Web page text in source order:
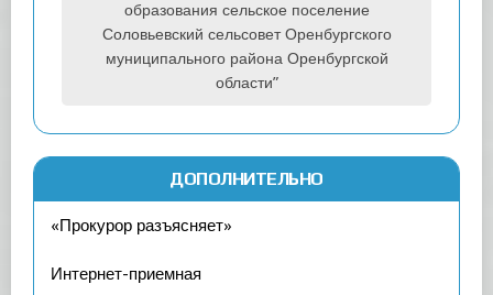
образования сельское поселение
Соловьевский сельсовет Оренбургского
муниципального района Оренбургской
области”
ДОПОЛНИТЕЛЬНО
«Прокурор разъясняет»
Интернет-приемная